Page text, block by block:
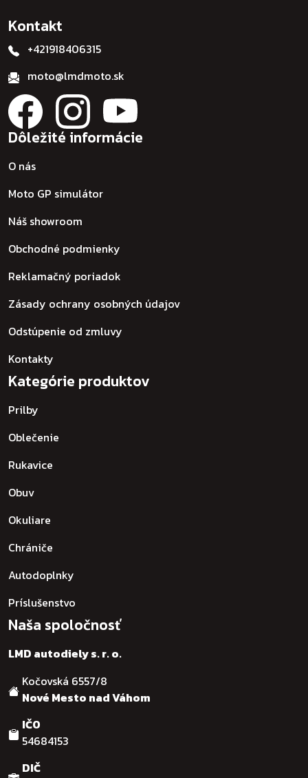
Kontakt
+421918406315
moto@lmdmoto.sk
Dôležité informácie
O nás
Moto GP simulátor
Náš showroom
Obchodné podmienky
Reklamačný poriadok
Zásady ochrany osobných údajov
Odstúpenie od zmluvy
Kontakty
Kategórie produktov
Prilby
Oblečenie
Rukavice
Obuv
Okuliare
Chrániče
Autodoplnky
Príslušenstvo
Naša spoločnosť
LMD autodiely s. r. o.
Kočovská 6557/8
Nové Mesto nad Váhom
IČO
54684153
DIČ